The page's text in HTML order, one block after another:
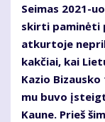
Sei­mas 2021-
skir­ti pa­mi­nė­ti
at­kur­to­je
kak­čiai, kai
Ka­zio
mu bu­vo
Kau­ne. Prieš